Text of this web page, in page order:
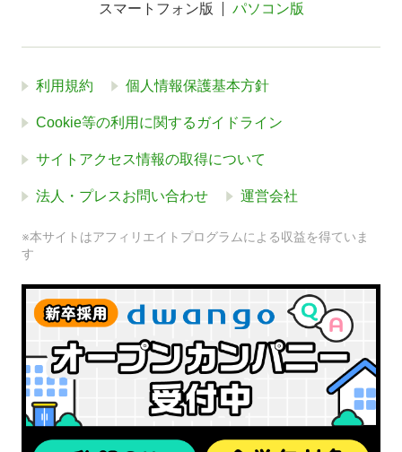
スマートフォン版 パソコン版
利用規約 個人情報保護基本方針
Cookie等の利用に関するガイドライン
サイトアクセス情報の取得について
法人・プレスお問い合わせ 運営会社
※本サイトはアフィリエイトプログラムによる収益を得ていま
す